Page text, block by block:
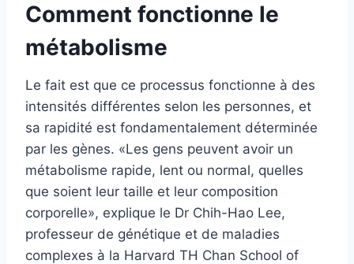
Comment fonctionne le
métabolisme
Le fait est que ce processus fonctionne à des
intensités différentes selon les personnes, et
sa rapidité est fondamentalement déterminée
par les gènes. «Les gens peuvent avoir un
métabolisme rapide, lent ou normal, quelles
que soient leur taille et leur composition
corporelle», explique le Dr Chih-Hao Lee,
professeur de génétique et de maladies
complexes à la Harvard TH Chan School of